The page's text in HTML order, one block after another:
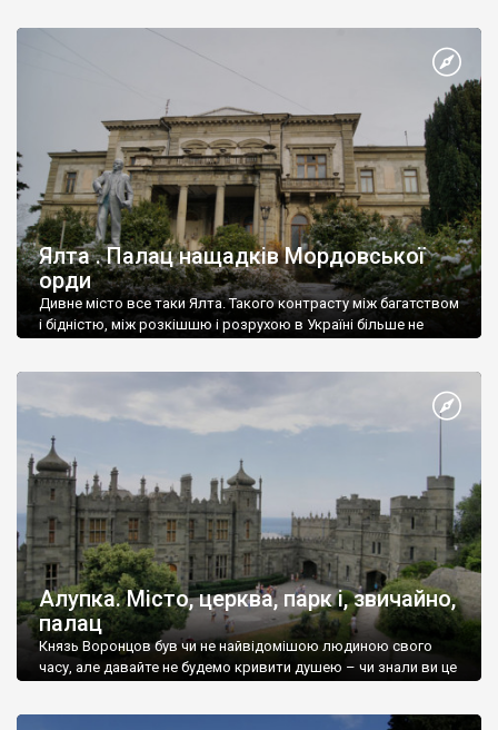
Ялта . Палац нащадків Мордовської
орди
Дивне місто все таки Ялта. Такого контрасту між багатством
і бідністю, між розкішшю і розрухою в Україні більше не
Алупка. Місто, церква, парк і, звичайно,
палац
Князь Воронцов був чи не найвідомішою людиною свого
часу, але давайте не будемо кривити душею – чи знали ви це